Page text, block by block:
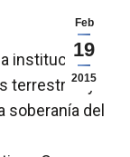
Feb
19
2015
institución
terrestres y
soberanía del